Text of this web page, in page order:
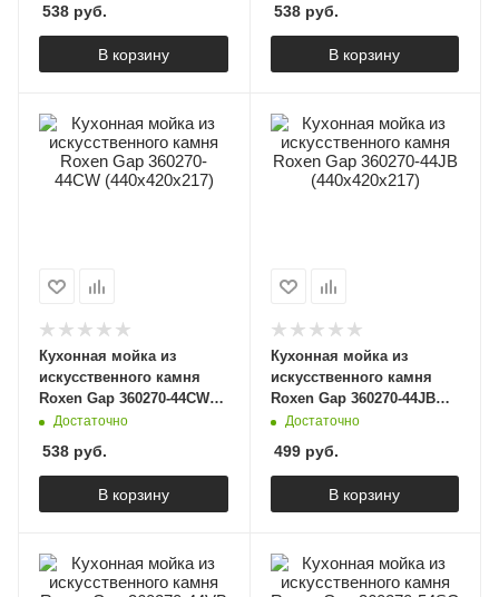
538 руб.
В корзину
538руб.
В корзину
Кухонная мойка из
искусственного камня
Roxen Gap 360270-44CW
(440х420х217)
Достаточно
538 руб.
В корзину
Кухонная мойка из
искусственного камня
Roxen Gap 360270-44JB
(440х420х217)
Достаточно
499руб.
В корзину